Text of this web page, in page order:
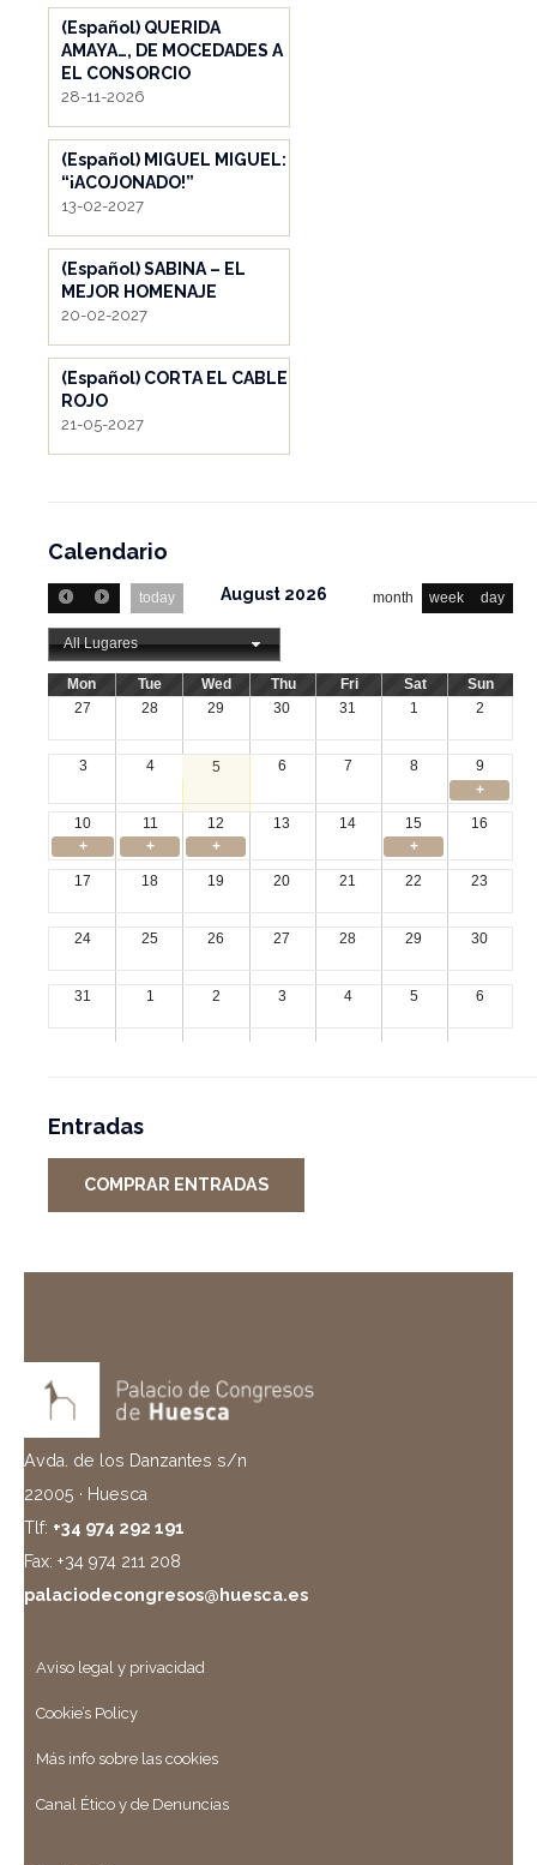
(Español) QUERIDA
AMAYA…, DE MOCEDADES A
EL CONSORCIO
28-11-2026
(Español) MIGUEL MIGUEL:
“¡ACOJONADO!”
13-02-2027
(Español) SABINA – EL
MEJOR HOMENAJE
20-02-2027
(Español) CORTA EL CABLE
ROJO
21-05-2027
Calendario
today month week day
August 2026
All Lugares
Mon Tue Wed Thu Fri Sat
Sun
27
28 29 30 31 1 2
3 4 5 6 7 8
9
+
10
11 12 13 14 15
16
+
+ + +
17 18 19 20 21 22 23
24 25 26 27 28 29 30
31 1 2 3 4 5 6
Entradas
COMPRAR ENTRADAS
Avda. de los Danzantes s/n
22005 · Huesca
Tlf: +34 974 292 191
Fax: +34 974 211 208
palaciodecongresos@huesca.es
Aviso legal y privacidad
Cookie’s Policy
Más info sobre las cookies
Canal Ético y de Denuncias